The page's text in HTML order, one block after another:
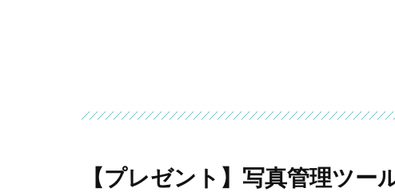
【プレゼント】写真管理ツー